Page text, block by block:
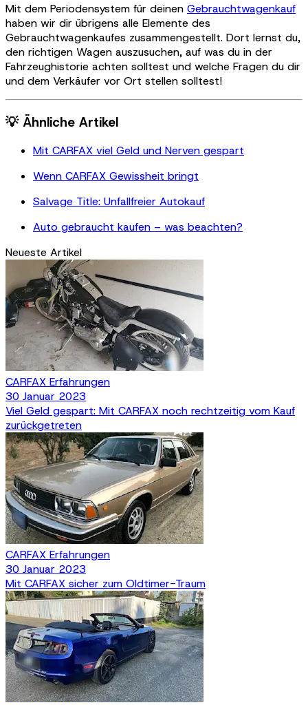
Mit dem Periodensystem für deinen Gebrauchtwagenkauf
haben wir dir übrigens alle Elemente des
Gebrauchtwagenkaufes zusammengestellt. Dort lernst du,
den richtigen Wagen auszusuchen, auf was du in der
Fahrzeughistorie achten solltest und welche Fragen du dir
und dem Verkäufer vor Ort stellen solltest!
💡 Ähnliche Artikel
Mit CARFAX viel Geld und Nerven gespart
Wenn CARFAX Gewissheit bringt
Salvage Title: Unfallfreier Autokauf
Auto gebraucht kaufen – was beachten?
Neueste Artikel
CARFAX Erfahrungen
30 Januar 2023
Viel Geld gespart: Mit CARFAX noch rechtzeitig vom Kauf
zurückgetreten
CARFAX Erfahrungen
30 Januar 2023
Mit CARFAX sicher zum Oldtimer-Traum